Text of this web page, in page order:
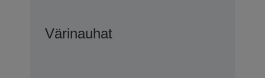
Värinauhat